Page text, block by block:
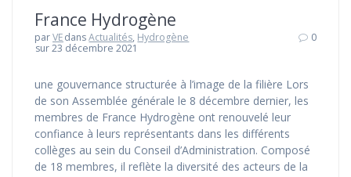
France Hydrogène
parVEdansActualités, Hydrogène
sur 23 décembre 2021
0
une gouvernance structurée à l’image de la filière Lors
de son Assemblée générale le 8 décembre dernier, les
membres de France Hydrogène ont renouvelé leur
confiance à leurs représentants dans les différents
collèges au sein du Conseil d’Administration. Composé
de 18 membres, il reflète la diversité des acteurs de la